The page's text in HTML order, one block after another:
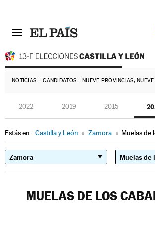
NOTICIAS CANDIDATOS NUEVE PROVINCIAS,
2022 2019 2015
Estás en: Castilla y León » Zamora » Muelas de
MUELAS DE LOS